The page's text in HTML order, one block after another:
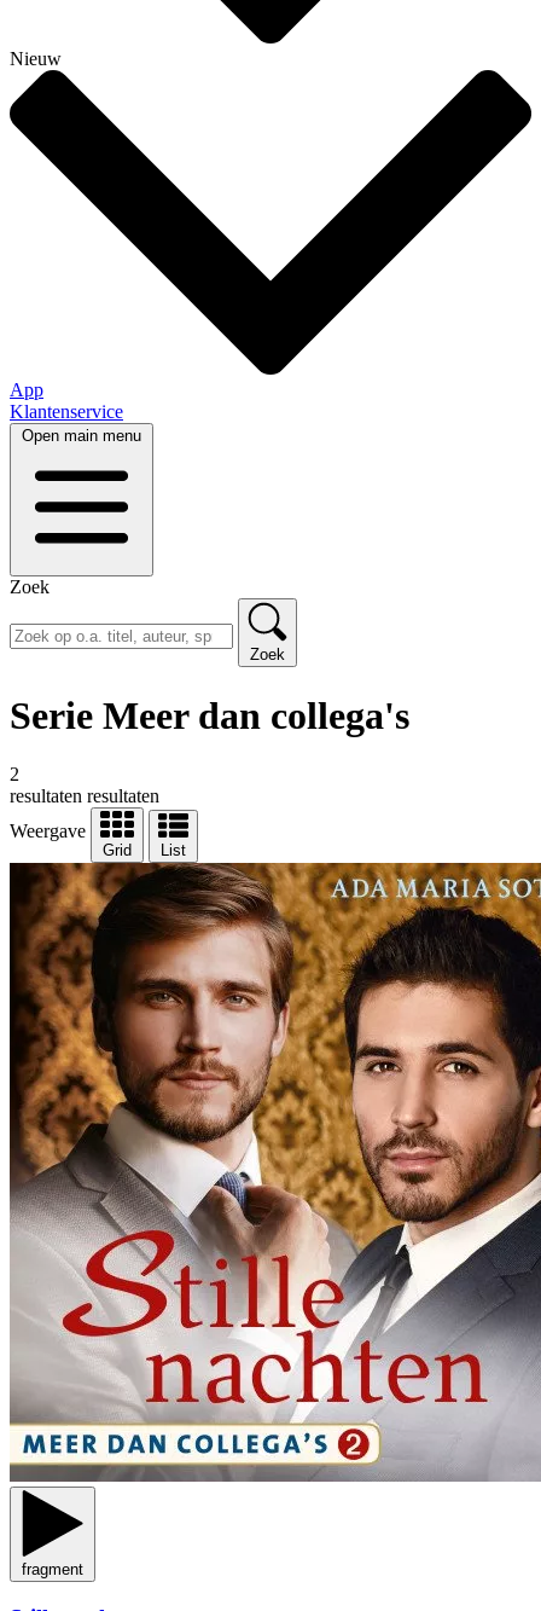
Nieuw
App
Klantenservice
Open main menu
Zoek
Zoek
Serie Meer dan collega's
2
resultaten resultaten
Weergave
Grid List
fragment